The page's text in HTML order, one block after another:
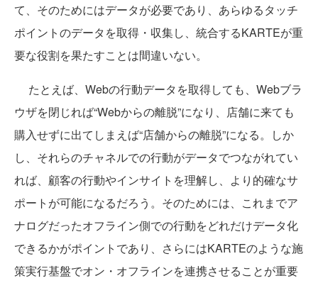
て、そのためにはデータが必要であり、あらゆるタッチ
ポイントのデータを取得・収集し、統合するKARTEが重
要な役割を果たすことは間違いない。
たとえば、Webの行動データを取得しても、Webブラ
ウザを閉じれば“Webからの離脱”になり、店舗に来ても
購入せずに出てしまえば“店舗からの離脱”になる。しか
し、それらのチャネルでの行動がデータでつながれてい
れば、顧客の行動やインサイトを理解し、より的確なサ
ポートが可能になるだろう。そのためには、これまでア
ナログだったオフライン側での行動をどれだけデータ化
できるかがポイントであり、さらにはKARTEのような施
策実行基盤でオン・オフラインを連携させることが重要